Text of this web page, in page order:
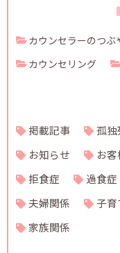
カウンセラーのつぶ
カウンセリング
掲載記事 孤独
お知らせ
お
拒食症
過食症
夫婦関係
子育
家族関係